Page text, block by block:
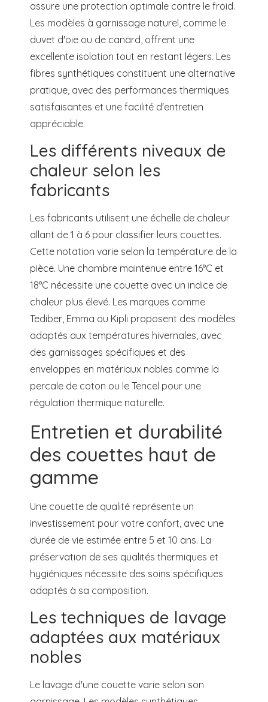
assure une protection optimale contre le froid.
Les modèles à garnissage naturel, comme le
duvet d'oie ou de canard, offrent une
excellente isolation tout en restant légers. Les
fibres synthétiques constituent une alternative
pratique, avec des performances thermiques
satisfaisantes et une facilité d'entretien
appréciable.
Les différents niveaux de
chaleur selon les
fabricants
Les fabricants utilisent une échelle de chaleur
allant de 1 à 6 pour classifier leurs couettes.
Cette notation varie selon la température de la
pièce. Une chambre maintenue entre 16°C et
18°C nécessite une couette avec un indice de
chaleur plus élevé. Les marques comme
Tediber, Emma ou Kipli proposent des modèles
adaptés aux températures hivernales, avec
des garnissages spécifiques et des
enveloppes en matériaux nobles comme la
percale de coton ou le Tencel pour une
régulation thermique naturelle.
Entretien et durabilité
des couettes haut de
gamme
Une couette de qualité représente un
investissement pour votre confort, avec une
durée de vie estimée entre 5 et 10 ans. La
préservation de ses qualités thermiques et
hygiéniques nécessite des soins spécifiques
adaptés à sa composition.
Les techniques de lavage
adaptées aux matériaux
nobles
Le lavage d'une couette varie selon son